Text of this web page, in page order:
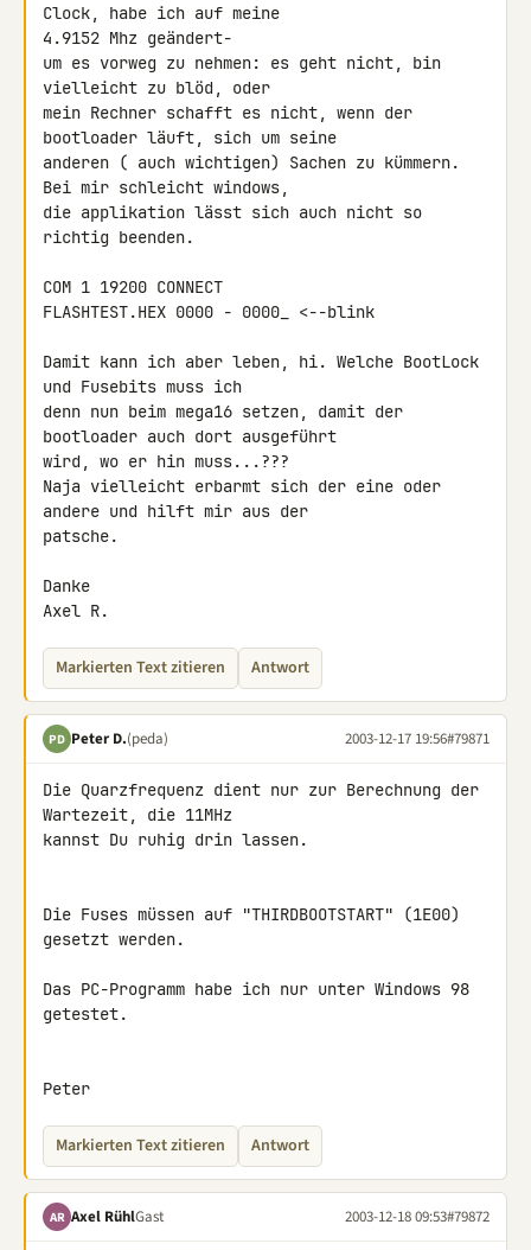
Clock, habe ich auf meine
4.9152 Mhz geändert-
um es vorweg zu nehmen: es geht nicht, bin
vielleicht zu blöd, oder
mein Rechner schafft es nicht, wenn der
bootloader läuft, sich um seine
anderen ( auch wichtigen) Sachen zu kümmern.
Bei mir schleicht windows,
die applikation lässt sich auch nicht so
richtig beenden.
COM 1 19200 CONNECT
FLASHTEST.HEX 0000 - 0000_ <--blink
Damit kann ich aber leben, hi. Welche BootLock
und Fusebits muss ich
denn nun beim mega16 setzen, damit der
bootloader auch dort ausgeführt
wird, wo er hin muss...???
Naja vielleicht erbarmt sich der eine oder
andere und hilft mir aus der
patsche.
Danke
Axel R.
Markierten Text zitieren Antwort
PD Peter D.(peda) 2003-12-17 19:56#79871
Die Quarzfrequenz dient nur zur Berechnung der
Wartezeit, die 11MHz
kannst Du ruhig drin lassen.
Die Fuses müssen auf "THIRDBOOTSTART" (1E00)
gesetzt werden.
Das PC-Programm habe ich nur unter Windows 98
getestet.
Peter
Markierten Text zitieren Antwort
AR Axel RühlGast 2003-12-18 09:53#79872